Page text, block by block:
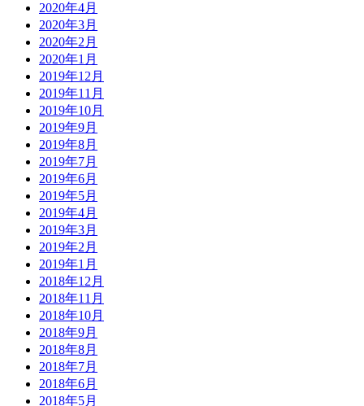
2020年4月
2020年3月
2020年2月
2020年1月
2019年12月
2019年11月
2019年10月
2019年9月
2019年8月
2019年7月
2019年6月
2019年5月
2019年4月
2019年3月
2019年2月
2019年1月
2018年12月
2018年11月
2018年10月
2018年9月
2018年8月
2018年7月
2018年6月
2018年5月